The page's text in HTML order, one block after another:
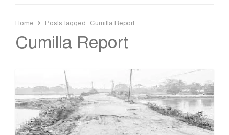
Home Posts tagged: Cumilla Report
Cumilla Report